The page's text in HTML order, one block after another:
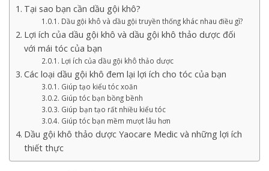
Tại sao bạn cần dầu gội khô?
Dầu gội khô và dầu gội truyền thống khác nhau điều gì?
Lợi ích của dầu gội khô và dầu gội khô thảo dược đối
với mái tóc của bạn
Lợi ích của dầu gội khô thảo dược
Các loại dầu gội khô đem lại lợi ích cho tóc của bạn
Giúp tạo kiểu tóc xoăn
Giúp tóc bạn bồng bềnh
Giúp bạn tạo rất nhiều kiểu tóc
Giúp tóc bạn mềm mượt lâu hơn
Dầu gội khô thảo dược Yaocare Medic và những lợi ích
thiết thực